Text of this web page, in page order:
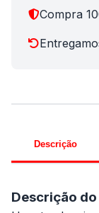
Compra
Descrição
Descrição